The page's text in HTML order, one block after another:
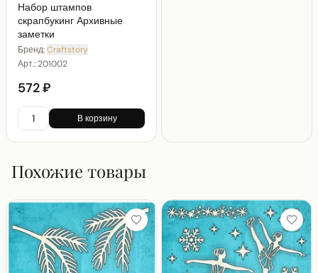
Набор штампов
скрапбукинг Архивные
заметки
Бренд:Craftstory
Арт.:201002
572 ₽
В корзину
Похожие товары